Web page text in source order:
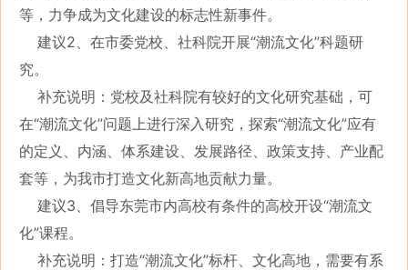
等，力争成为文化建设的标志性新事件。
建议2、在市委党校、社科院开展“潮流文化”科题研
究。
补充说明：党校及社科院有较好的文化研究基础，可
在“潮流文化”问题上进行深入研究，探索“潮流文化”应有
的定义、内涵、体系建设、发展路径、政策支持、产业配
套等，为我市打造文化新高地贡献力量。
建议3、倡导东莞市内高校有条件的高校开设“潮流文
化”课程。
补充说明：打造“潮流文化”标杆、文化高地，需要有系